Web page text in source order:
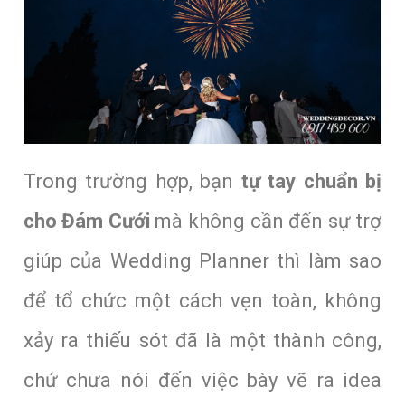
Trong trường hợp, bạn tự tay chuẩn bị
cho Đám Cưới mà không cần đến sự trợ
giúp của Wedding Planner thì làm sao
để tổ chức một cách vẹn toàn, không
xảy ra thiếu sót đã là một thành công,
chứ chưa nói đến việc bày vẽ ra idea